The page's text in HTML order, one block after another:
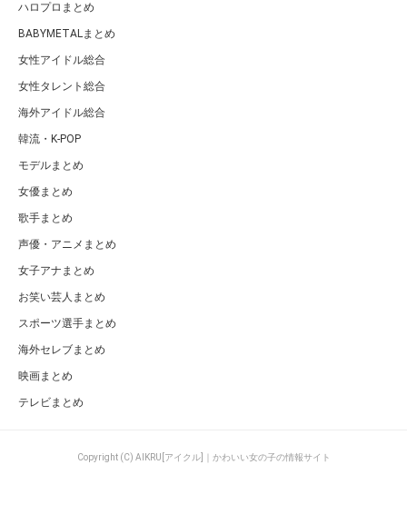
ハロプロまとめ
BABYMETALまとめ
女性アイドル総合
女性タレント総合
海外アイドル総合
韓流・K-POP
モデルまとめ
女優まとめ
歌手まとめ
声優・アニメまとめ
女子アナまとめ
お笑い芸人まとめ
スポーツ選手まとめ
海外セレブまとめ
映画まとめ
テレビまとめ
Copyright (C) AIKRU[アイクル]｜かわいい女の子の情報サイト